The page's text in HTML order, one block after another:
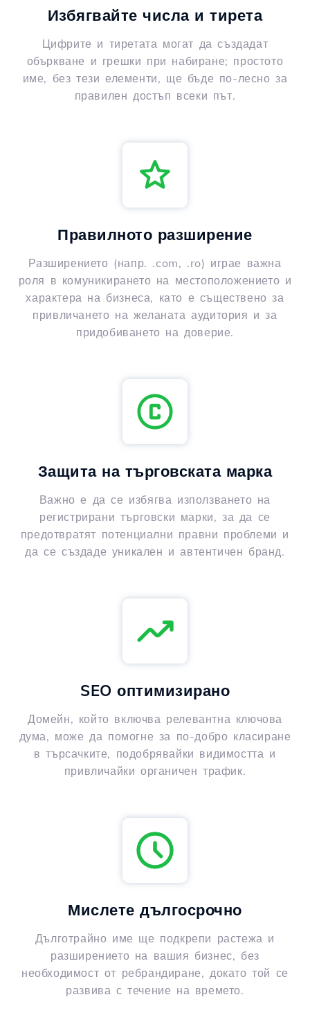
Избягвайте числа и тирета
Цифрите и тиретата могат да създадат
объркване и грешки при набиране; простото
име, без тези елементи, ще бъде по-лесно за
правилен достъп всеки път.
Правилното разширение
Разширението (напр. .com, .ro) играе важна
роля в комуникирането на местоположението и
характера на бизнеса, като е съществено за
привличането на желаната аудитория и за
придобиването на доверие.
Защита на търговската марка
Важно е да се избягва използването на
регистрирани търговски марки, за да се
предотвратят потенциални правни проблеми и
да се създаде уникален и автентичен бранд.
SEO оптимизирано
Домейн, който включва релевантна ключова
дума, може да помогне за по-добро класиране
в търсачките, подобрявайки видимостта и
привличайки органичен трафик.
Мислете дългосрочно
Дълготрайно име ще подкрепи растежа и
разширението на вашия бизнес, без
необходимост от ребрандиране, докато той се
развива с течение на времето.